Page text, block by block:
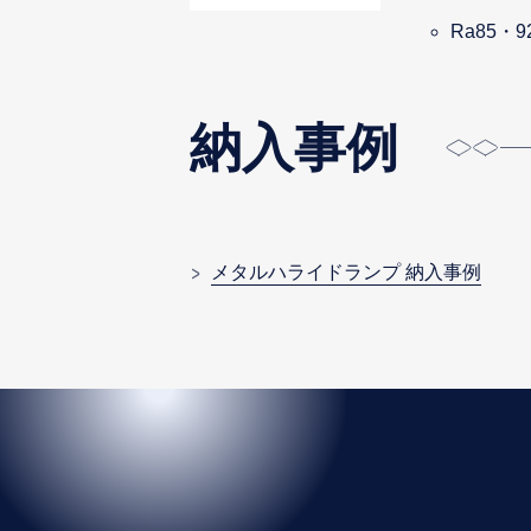
Ra85・
納入事例
メタルハライドランプ 納入事例